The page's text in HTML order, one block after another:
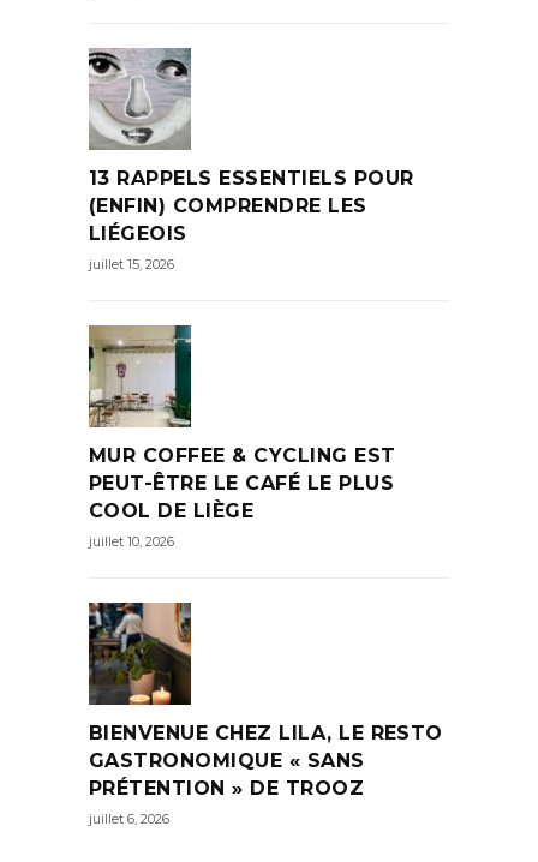
13 RAPPELS ESSENTIELS POUR
(ENFIN) COMPRENDRE LES
LIÉGEOIS
juillet 15, 2026
MUR COFFEE & CYCLING EST
PEUT-ÊTRE LE CAFÉ LE PLUS
COOL DE LIÈGE
juillet 10, 2026
BIENVENUE CHEZ LILA, LE RESTO
GASTRONOMIQUE « SANS
PRÉTENTION » DE TROOZ
juillet 6, 2026